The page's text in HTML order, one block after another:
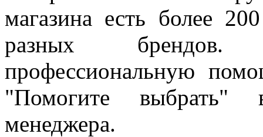
магазина есть более
разных брендов.
профессиональную
"Помогите выбрать"
менеджера.